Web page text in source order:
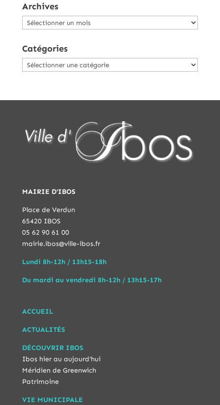
Archives
Archives
Catégories
Catégories
MAIRIE D'IBOS
Place de Verdun
65420 IBOS
05 62 90 61 00
mairie.ibos@ville-ibos.fr
Lundi 8h-12h / 13h15-18h
Du mardi au vendredi 8h-12h / 13h15-17h
ACCUEIL
ACTUALITÉS
DÉCOUVRIR IBOS
Ibos hier au aujourd'hui
Méridien de Greenwich
Patrimoine
VIE MUNICIPALE